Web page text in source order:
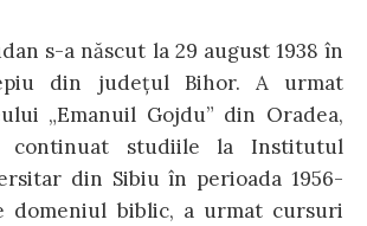
s-a născut la 29 august 1938 în
din județul Bihor. A urmat
„Emanuil Gojdu” din Oradea,
studiile la Institutul
din Sibiu în perioada 1956-
domeniul biblic, a urmat cursuri